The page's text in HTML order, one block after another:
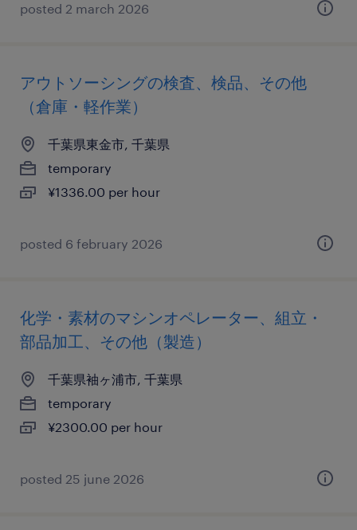
posted 2 march 2026
アウトソーシングの検査、検品、その他
（倉庫・軽作業）
千葉県東金市, 千葉県
temporary
¥1336.00 per hour
posted 6 february 2026
化学・素材のマシンオペレーター、組立・
部品加工、その他（製造）
千葉県袖ヶ浦市, 千葉県
temporary
¥2300.00 per hour
posted 25 june 2026